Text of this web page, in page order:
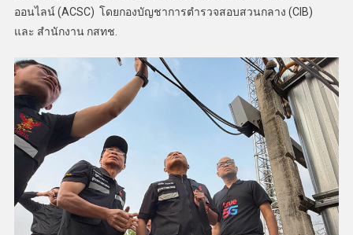
ออนไลน์ (ACSC) โดยกองบัญชาการตำรวจสอบสวนกลาง (CIB)
และ สำนักงาน กสทช.